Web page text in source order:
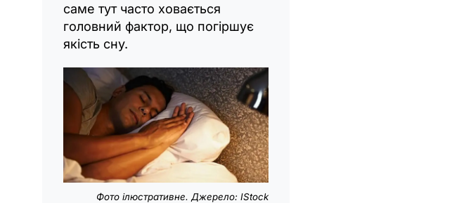
саме тут часто ховається
головний фактор, що погіршує
якість сну.
Фото ілюстративне. Джерело: IStock